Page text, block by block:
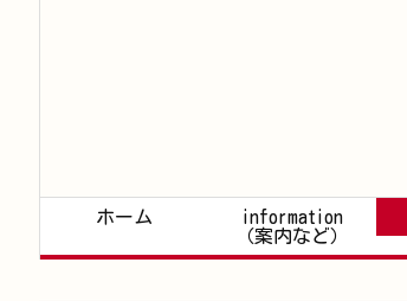
ホーム
information
（案内など）